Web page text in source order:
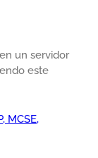
un servidor
este
MCSE,